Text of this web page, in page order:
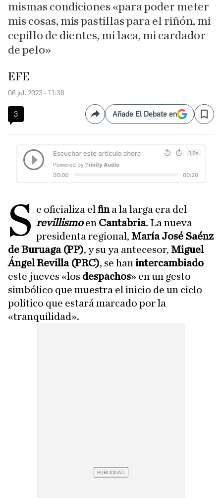
mismas condiciones «para poder meter
mis cosas, mis pastillas para el riñón, mi
cepillo de dientes, mi laca, mi cardador
de pelo»
EFE
06 jul. 2023 - 11:38
3 CompartirAñade El Debate en Save
S e oficializa elfina la larga era del
revillismoen Cantabria. La nueva
presidenta regional,María José Saénz
de Buruaga (PP), y su ya antecesor, Miguel
Ángel Revilla (PRC), se han intercambiado
este jueves «los despachos» en un gesto
simbólico que muestra el inicio de un ciclo
político que estará marcado por la
«tranquilidad».